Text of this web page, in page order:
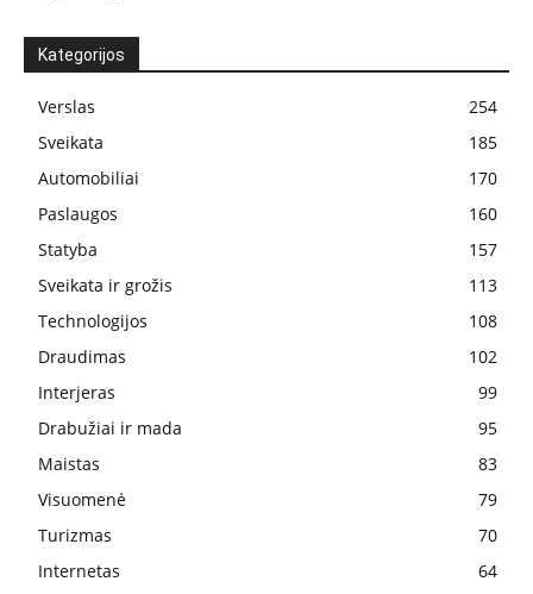
Kategorijos
Verslas
254
Sveikata
185
Automobiliai
170
Paslaugos
160
Statyba
157
Sveikata ir grožis
113
Technologijos
108
Draudimas
102
Interjeras
99
Drabužiai ir mada
95
Maistas
83
Visuomenė
79
Turizmas
70
Internetas
64